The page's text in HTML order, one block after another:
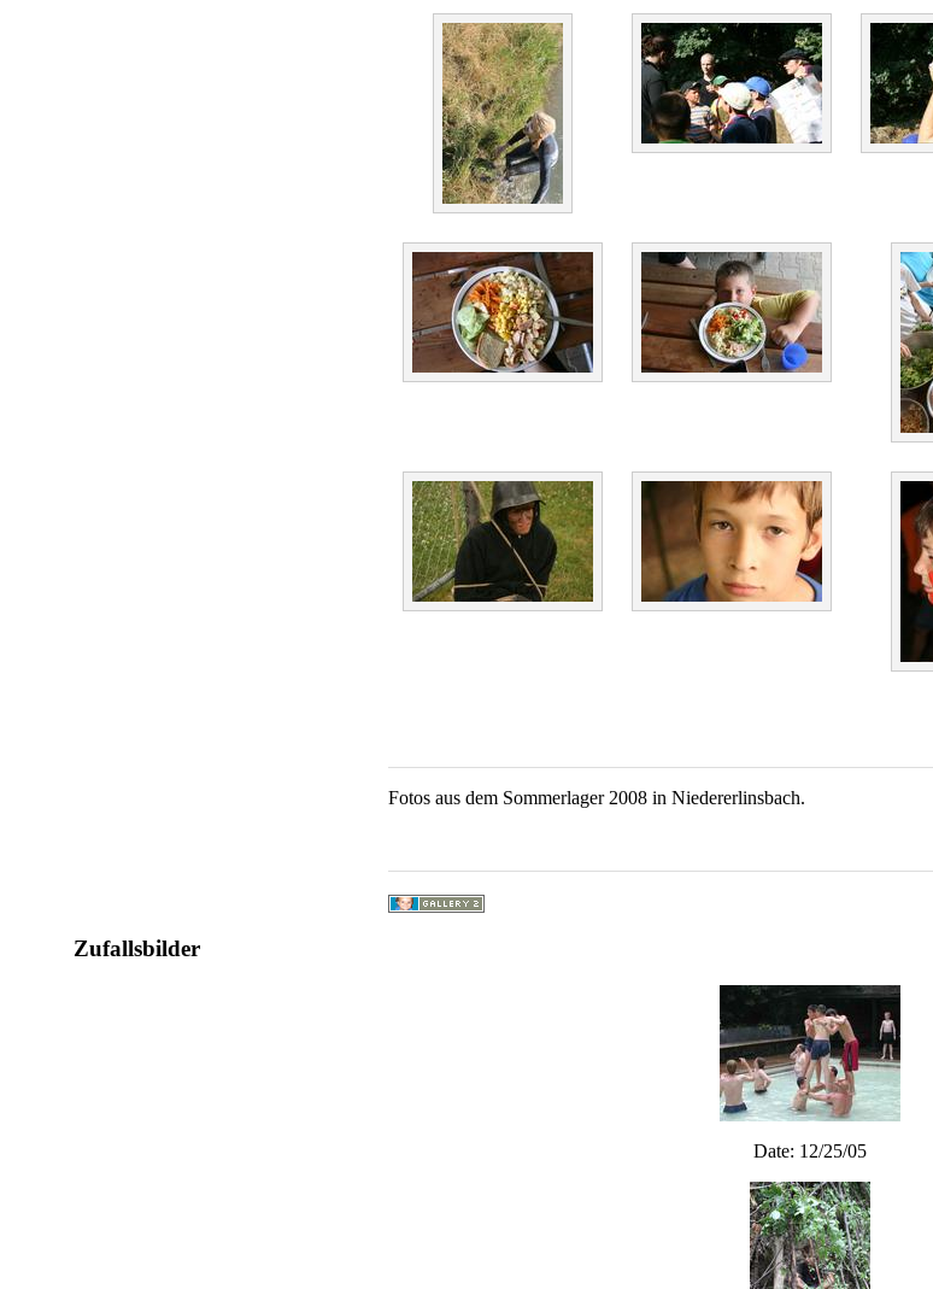
Fotos aus dem Sommerlager 2008 in Niedererlinsbach.
Zufallsbilder
Date: 12/25/05